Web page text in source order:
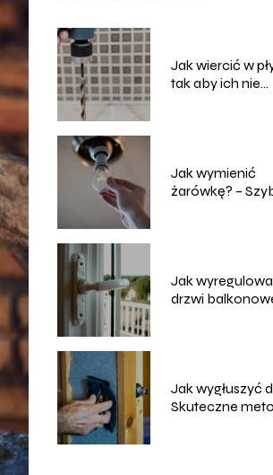
Jak wiercić w
tak aby ich nie
Jak wymienić
żarówkę? –
Jak
drzwi
Jak wygłuszyć
Skuteczne